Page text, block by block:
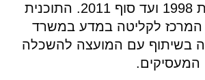
הפעלתה בשנת 1998 ועד סוף 2011. התוכנית
המרכז לקליטה במדע במשרד
בשיתוף עם המועצה להשכלה
המעסיקים.